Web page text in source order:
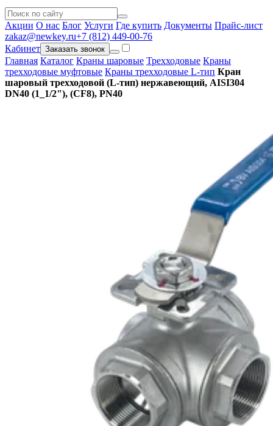
Акции О нас Блог Услуги Где купить Документы Прайс-лист
zakaz@newkey.ru+7 (812) 449-00-76
Кабинет Заказать звонок
Главная Каталог Краны шаровые Трехходовые Краны
трехходовые муфтовые Краны трехходовые L-тип Кран
шаровый трехходовой (L-тип) нержавеющий, AISI304
DN40 (1_1/2"), (CF8), PN40